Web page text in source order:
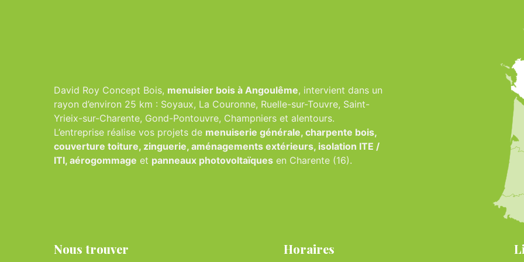
David Roy Concept Bois, menuisier bois à Angoulême, intervient dans un
rayon d’environ 25 km : Soyaux, La Couronne, Ruelle-sur-Touvre, Saint-
Yrieix-sur-Charente, Gond-Pontouvre, Champniers et alentours.
L’entreprise réalise vos projets de menuiserie générale, charpente bois,
couverture toiture, zinguerie, aménagements extérieurs, isolation ITE /
ITI, aérogommage et panneaux photovoltaïques en Charente (16).
Nous trouver Horaires